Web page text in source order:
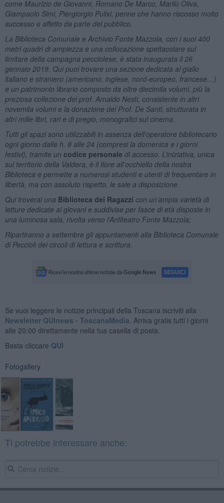
come Maurizio de Giovanni, Romano De Marco, Marilù Oliva,
Giampaolo Simi, Piergiorgio Pulixi, penne che hanno riscosso molto
successo e affetto da parte del pubblico.
La Biblioteca Comunale e Archivio Fonte Mazzola, con i suoi 400
metri quadri di ampiezza e una collocazione spettacolare sul
limitare della campagna pecciolese, è stata inaugurata il 26
gennaio 2019. Qui puoi trovare una sezione dedicata al giallo
italiano e straniero (americano, inglese, nord-europeo, francese…)
e un patrimonio librario composto da oltre diecimila volumi, più la
preziosa collezione del prof. Arnaldo Nesti, consistente in altri
novemila volumi e la donazione del Prof. De Santi, strutturata in
altri mille libri, rari e di pregio, monografici sul cinema.
Tutti gli spazi sono utilizzabili in assenza dell’operatore bibliotecario
ogni giorno dalle h. 8 alle 24 (compresi la domenica e i giorni
festivi), tramite un codice personale di accesso. L’iniziativa, unica
sul territorio della Valdera, è il fiore all’occhiello della nostra
Biblioteca e permette a numerosi studenti e utenti di frequentare in
libertà, ma con assoluto rispetto, le sale a disposizione.
Qui troverai una Biblioteca dei Ragazzi con un’ampia varietà di
letture dedicate ai giovani e suddivise per fasce di età disposte in
una luminosa sala, rivolta verso l’Anfiteatro Fonte Mazzola;
Ripartiranno a settembre gli appuntamenti alla Biblioteca Comunale
di Peccioli dei circoli di lettura e scrittura.
Se vuoi leggere le notizie principali della Toscana iscriviti alla
Newsletter QUInews - ToscanaMedia. Arriva gratis tutti i giorni
alle 20:00 direttamente nella tua casella di posta.
Basta cliccare QUI
Fotogallery
Ti potrebbe interessare anche: